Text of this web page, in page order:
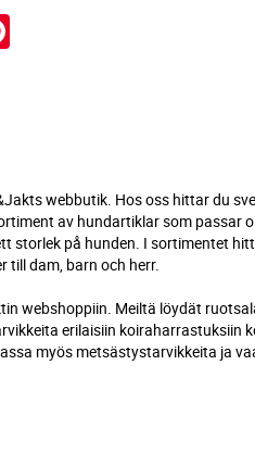
webbutik. Hos oss hittar du
av hundartiklar som passar
storlek på hunden. I sortimentet
till dam, barn och herr.
webshoppiin. Meiltä löydät
erilaisiin koiraharrastuksiin
myös metsästystarvikkeita ja